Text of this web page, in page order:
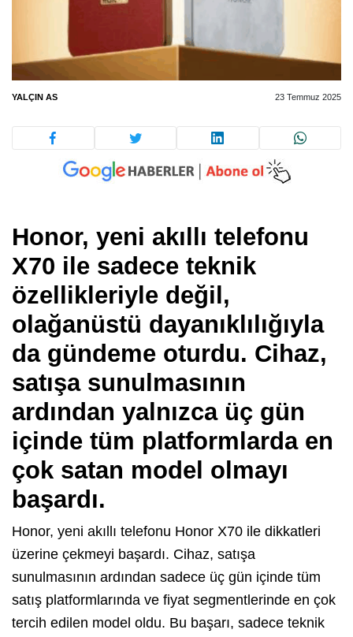
YALÇIN AS 23 Temmuz 2025
Honor, yeni akıllı telefonu
X70 ile sadece teknik
özellikleriyle değil,
olağanüstü dayanıklılığıyla
da gündeme oturdu. Cihaz,
satışa sunulmasının
ardından yalnızca üç gün
içinde tüm platformlarda en
çok satan model olmayı
başardı.
Honor, yeni akıllı telefonu Honor X70 ile dikkatleri
üzerine çekmeyi başardı. Cihaz, satışa
sunulmasının ardından sadece üç gün içinde tüm
satış platformlarında ve fiyat segmentlerinde en çok
tercih edilen model oldu. Bu başarı, sadece teknik